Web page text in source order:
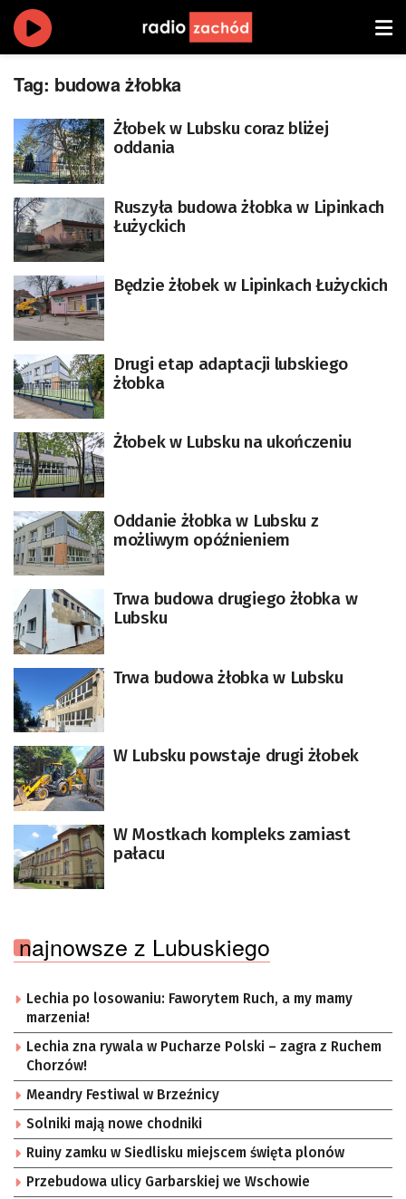
Tag: budowa żłobka
Żłobek w Lubsku coraz bliżej
oddania
Ruszyła budowa żłobka w Lipinkach
Łużyckich
Będzie żłobek w Lipinkach Łużyckich
Drugi etap adaptacji lubskiego
żłobka
Żłobek w Lubsku na ukończeniu
Oddanie żłobka w Lubsku z
możliwym opóźnieniem
Trwa budowa drugiego żłobka w
Lubsku
Trwa budowa żłobka w Lubsku
W Lubsku powstaje drugi żłobek
W Mostkach kompleks zamiast
pałacu
najnowsze z Lubuskiego
Lechia po losowaniu: Faworytem Ruch, a my mamy
marzenia!
Lechia zna rywala w Pucharze Polski – zagra z Ruchem
Chorzów!
Meandry Festiwal w Brzeźnicy
Solniki mają nowe chodniki
Ruiny zamku w Siedlisku miejscem święta plonów
Przebudowa ulicy Garbarskiej we Wschowie